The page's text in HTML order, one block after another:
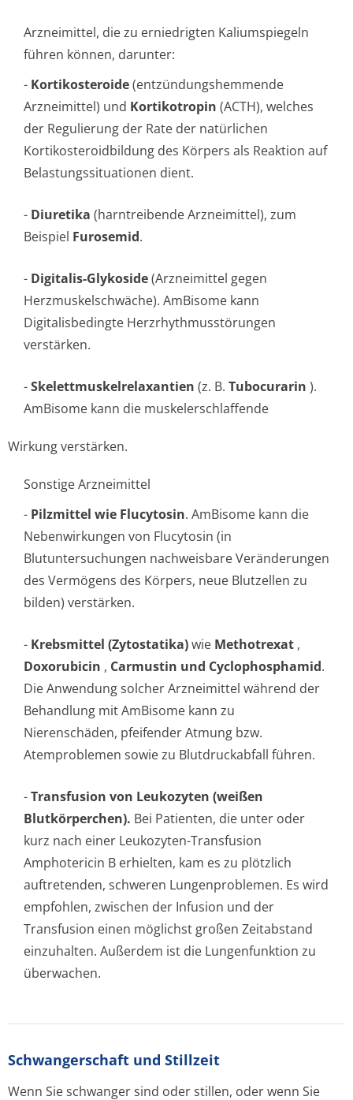
Arzneimittel, die zu erniedrigten Kaliumspiegeln
führen können, darunter:
- Kortikosteroide(entzündungshem­mende
Arzneimittel) und Kortikotropin (ACTH), welches
der Regulierung der Rate der natürlichen
Kortikosteroid­bildung des Körpers als Reaktion auf
Belastungssitu­ationen dient.
- Diuretika (harntreibende Arzneimittel), zum
Beispiel Furosemid.
- Digitalis-Glykoside(Arzneimittel gegen
Herzmuskelschwäche). AmBisome kann
Digitalisbedingte Herzrhythmusstörun­gen
verstärken.
-Skelettmuskel­relaxantien (z. B. Tubocurarin ).
AmBisome kann die muskelerschlaffende
Wirkung verstärken.
Sonstige Arzneimittel
- Pilzmittel wie Flucytosin. AmBisome kann die
Nebenwirkungen von Flucytosin (in
Blutuntersuchungen nachweisbare Veränderungen
des Vermögens des Körpers, neue Blutzellen zu
bilden) verstärken.
- Krebsmittel (Zytostatika)wie Methotrexat ,
Doxorubicin , Carmustin und Cyclophosphamid.
Die Anwendung solcher Arzneimittel während der
Behandlung mit AmBisome kann zu
Nierenschäden, pfeifender Atmung bzw.
Atemproblemen sowie zu Blutdruckabfall führen.
-Transfusion von Leukozyten (weißen
Blutkörperchen). Bei Patienten, die unter oder
kurz nach einer Leukozyten-Transfusion
Amphotericin B erhielten, kam es zu plötzlich
auftretenden, schweren Lungenproblemen. Es wird
empfohlen, zwischen der Infusion und der
Transfusion einen möglichst großen Zeitabstand
einzuhalten. Außerdem ist die Lungenfunktion zu
überwachen.
Schwangerschaft und Stillzeit
Wenn Sie schwanger sind oder stillen, oder wenn Sie